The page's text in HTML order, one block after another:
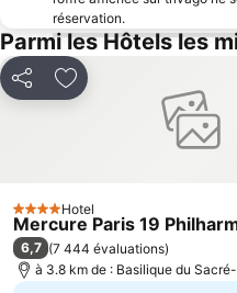
10e arr. République
Saint-Germain-des-Prés Metro Station
16e arr. Passy
13e arr. Place d'Italie
Palais Garnier Opera National de Paris
Moulin Rouge
12e arr. Bercy
La Défense
réservation.
Parmi les Hôtels les
PartagerAjouter à mes favoris
4 ÉtoilesHotel
Mercure Paris 19
6,7 (7 444 évaluations)
à 3.8 km de : Basilique du